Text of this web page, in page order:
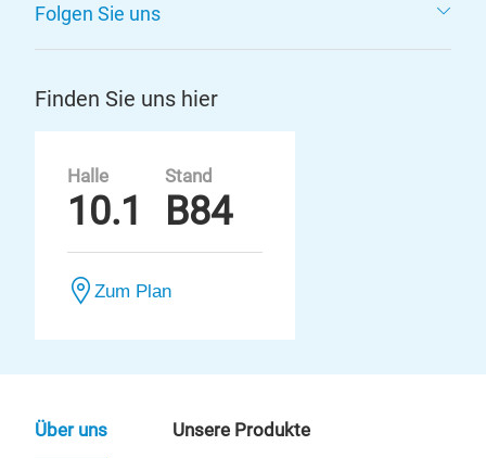
Folgen Sie uns
Finden Sie uns hier
Halle
10.1
Stand
B84
Zum Plan
Über uns Unsere Produkte